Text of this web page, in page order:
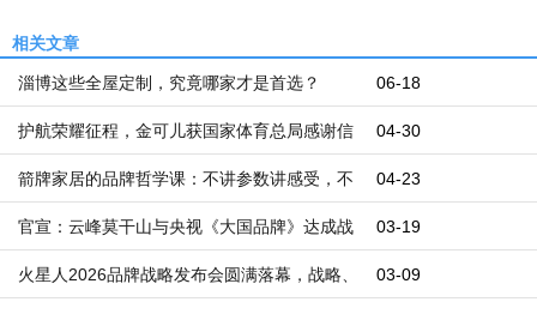
相关文章
06-18
淄博这些全屋定制，究竟哪家才是首选？
04-30
护航荣耀征程，金可儿获国家体育总局感谢信
04-23
箭牌家居的品牌哲学课：不讲参数讲感受，不
讲颠覆讲坚持 03-19
官宣：云峰莫干山与央视《大国品牌》达成战
略合作，晋升“国牌”阵营 03-09
火星人2026品牌战略发布会圆满落幕，战略、